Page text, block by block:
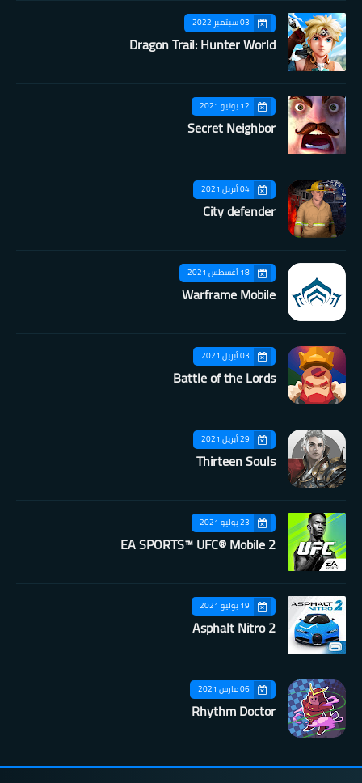
03 سبتمبر 2022
Dragon Trail: Hunter World
12 يونيو 2021
Secret Neighbor
04 أبريل 2021
City defender
18 أغسطس 2021
Warframe Mobile
03 أبريل 2021
Battle of the Lords
29 أبريل 2021
Thirteen Souls
23 يوليو 2021
EA SPORTS™ UFC® Mobile 2
19 يوليو 2021
Asphalt Nitro 2
06 مارس 2021
Rhythm Doctor